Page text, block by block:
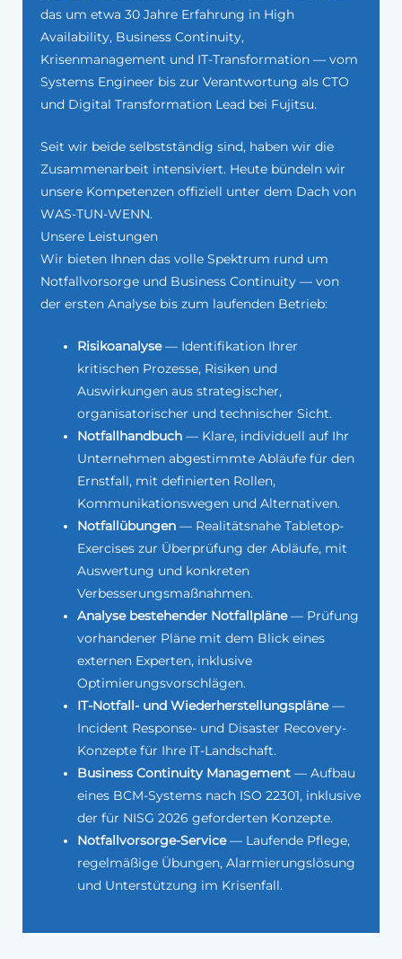
das um etwa 30 Jahre Erfahrung in High
Availability, Business Continuity,
Krisenmanagement und IT-Transformation — vom
Systems Engineer bis zur Verantwortung als CTO
und Digital Transformation Lead bei Fujitsu.
Seit wir beide selbstständig sind, haben wir die
Zusammenarbeit intensiviert. Heute bündeln wir
unsere Kompetenzen offiziell unter dem Dach von
WAS-TUN-WENN.
Unsere Leistungen
Wir bieten Ihnen das volle Spektrum rund um
Notfallvorsorge und Business Continuity — von
der ersten Analyse bis zum laufenden Betrieb:
Risikoanalyse— Identifikation Ihrer
kritischen Prozesse, Risiken und
Auswirkungen aus strategischer,
organisatorischer und technischer Sicht.
Notfallhandbuch — Klare, individuell auf Ihr
Unternehmen abgestimmte Abläufe für den
Ernstfall, mit definierten Rollen,
Kommunikationswegen und Alternativen.
Notfallübungen — Realitätsnahe Tabletop-
Exercises zur Überprüfung der Abläufe, mit
Auswertung und konkreten
Verbesserungsmaßnahmen.
Analyse bestehender Notfallpläne— Prüfung
vorhandener Pläne mit dem Blick eines
externen Experten, inklusive
Optimierungsvorschlägen.
IT-Notfall- und Wiederherstellungspläne—
Incident Response- und Disaster Recovery-
Konzepte für Ihre IT-Landschaft.
Business Continuity Management — Aufbau
eines BCM-Systems nach ISO 22301, inklusive
der für NISG 2026 geforderten Konzepte.
Notfallvorsorge-Service— Laufende Pflege,
regelmäßige Übungen, Alarmierungslösung
und Unterstützung im Krisenfall.